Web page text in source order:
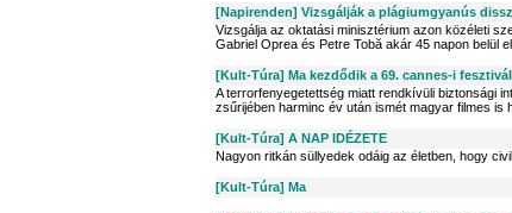
[Napirenden] Vizsgálják a plágiumgyanús
Vizsgálja az oktatási minisztérium azon közéleti
Gabriel Oprea és Petre Tobă akár 45 napon belül
[Kult-Túra] Ma kezdődik a 69. cannes-i fesztivál
A terrorfenyegetettség miatt rendkívüli biztonsági
zsűrijében harminc év után ismét magyar filmes is
[Kult-Túra] A NAP IDÉZETE
Nagyon ritkán süllyedek odáig az életben, hogy
[Kult-Túra] Ma